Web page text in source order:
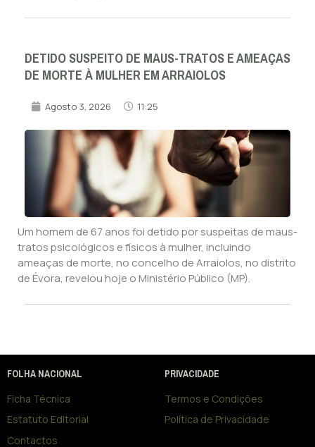
DETIDO SUSPEITO DE MAUS-TRATOS E AMEAÇAS
DE MORTE À MULHER EM ARRAIOLOS
Agosto 3, 2026 11:25
Um homem de 67 anos foi detido por suspeitas de maus-
tratos psicológicos e físicos à mulher, incluindo
ameaças de morte, no concelho de Arraiolos, no distrito
de Évora, revelou hoje o Ministério Público (MP).
FOLHA NACIONAL
Ficha Técnica
Estatuto Editorial
Contactos
PRIVACIDADE
Termos e Condições
Política de Privacidade